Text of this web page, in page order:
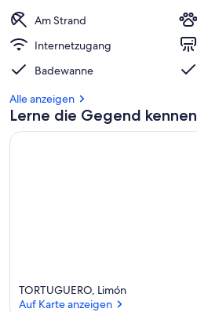
Am Strand
Internetzugang
Badewanne
Alle anzeigen
Lerne die Gegend kennen
TORTUGUERO, Limón
Auf Karte anzeigen